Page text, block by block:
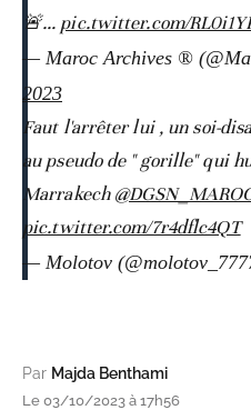
🚨… pic.twitter.com/
— Maroc Archives ®
2023
Faut l'arrêter lui , un soi-
au pseudo de " gorille" qui
Marrakech
pic.twitter.com/7r4dflc4QT
— Molotov
Par Majda Benthami
Le 03/10/2023 à 17h56